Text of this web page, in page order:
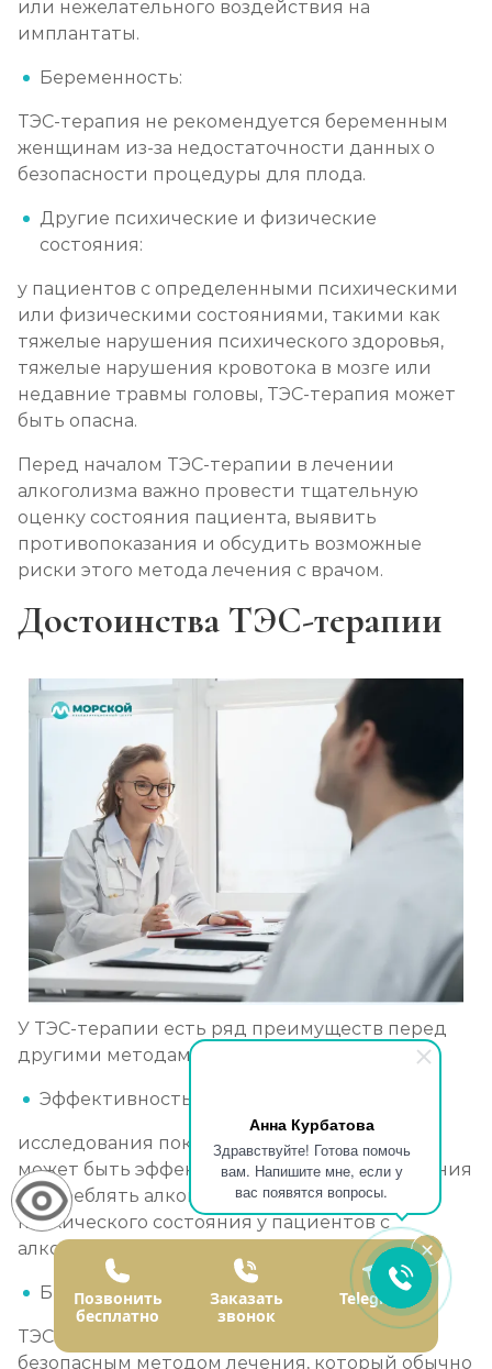
Анна Курбатова
Здравствуйте! Готова помочь
вам. Напишите мне, если у
вас появятся вопросы.
или нежелательного воздействия на
имплантаты.
Беременность:
ТЭС-терапия не рекомендуется беременным
женщинам из-за недостаточности данных о
безопасности процедуры для плода.
Другие психические и физические
состояния:
у пациентов с определенными психическими
или физическими состояниями, такими как
тяжелые нарушения психического здоровья,
тяжелые нарушения кровотока в мозге или
недавние травмы головы, ТЭС-терапия может
быть опасна.
Перед началом ТЭС-терапии в лечении
алкоголизма важно провести тщательную
оценку состояния пациента, выявить
противопоказания и обсудить возможные
риски этого метода лечения с врачом.
Достоинства ТЭС-терапии
У ТЭС-терапии есть ряд преимуществ перед
другими методами. Вот некоторые из них:
Эффективность:
исследования показывают, что ТЭС-терапия
может быть эффективной в снижении желания
употреблять алкоголь и улучшении
психического состояния у пациентов с
алкогольной зависимостью.
Безопасность:
ТЭС-терапия считается относительно
безопасным методом лечения, который обычно
Позвонить
бесплатно
Заказать
звонок
Telegram